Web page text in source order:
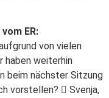
ER:
von vielen
haben weiterhin
beim nächster Sitzung
vorstellen?  Svenja,